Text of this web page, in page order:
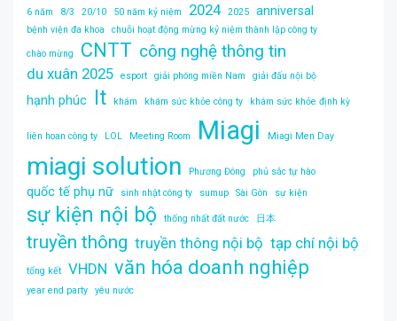
6 năm 8/3 20/10 50 năm kỷ niệm 2024 2025 anniversal
bệnh viện đa khoa chuỗi hoạt động mừng kỷ niệm thành lập công ty
chào mừng CNTT công nghệ thông tin
du xuân 2025 esport giải phóng miền Nam giải đấu nội bộ
hạnh phúc It khám khám sức khỏe công ty khám sức khỏe định kỳ
liên hoan công ty LOL Meeting Room Miagi Miagi Men Day
miagi solution Phương Đông phủ sắc tự hào
quốc tế phụ nữ sinh nhật công ty sumup Sài Gòn sự kiện
sự kiện nội bộ thống nhất đất nước 日本
truyền thông truyền thông nội bộ tạp chí nội bộ
tổng kết VHDN văn hóa doanh nghiệp
year end party yêu nước